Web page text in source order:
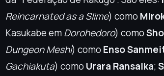
Reincarnated as a Slime) como
Kasukabe emDorohedoro) como
Dungeon Meshi) comoEnso
Gachiakuta) comoUrara Ransaika;